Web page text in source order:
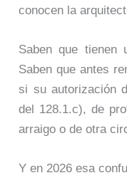
conocen la
Saben que tienen
Saben que antes
si su autorización
del 128.1.c), de
arraigo o de otra
Y en 2026 esa